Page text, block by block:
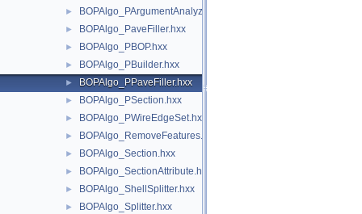
► BOPAlgo_PArgumentAnalyzer.hxx
► BOPAlgo_PaveFiller.hxx
► BOPAlgo_PBOP.hxx
► BOPAlgo_PBuilder.hxx
► BOPAlgo_PPaveFiller.hxx
► BOPAlgo_PSection.hxx
► BOPAlgo_PWireEdgeSet.hxx
► BOPAlgo_RemoveFeatures.hxx
► BOPAlgo_Section.hxx
► BOPAlgo_SectionAttribute.hxx
► BOPAlgo_ShellSplitter.hxx
► BOPAlgo_Splitter.hxx